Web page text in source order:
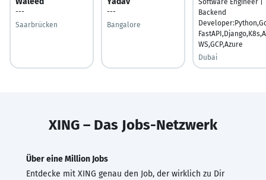
---
Saarbrücken
---
Bangalore
Backend
FastAPI,Django,K8s,A
WS,GCP,Azure
Dubai
XING – Das Jobs-Netzwerk
Über eine Million Jobs
Entdecke mit XING genau den Job, der wirklich zu Dir